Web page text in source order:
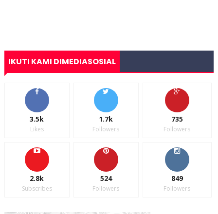
IKUTI KAMI DIMEDIASOSIAL
3.5k
Likes
1.7k
Followers
735
Followers
2.8k
Subscribes
524
Followers
849
Followers